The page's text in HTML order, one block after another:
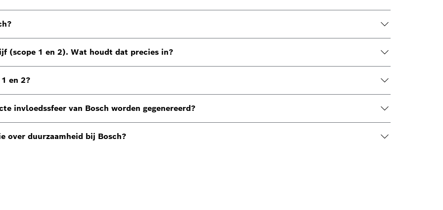
(scope 1 en 2). Wat houdt dat precies in?
en 2?
invloedssfeer van Bosch worden gegenereerd?
over duurzaamheid bij Bosch?